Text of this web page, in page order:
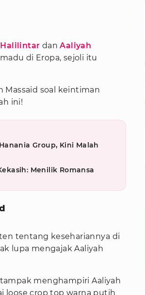
danAaliyah
di Eropa, sejoli itu
Massaid soal keintiman
ini!
Group, Kini Malah
Menilik Romansa
tentang kesehariannya di
lupa mengajak Aaliyah
menghampiri Aaliyah
loose crop top warna putih